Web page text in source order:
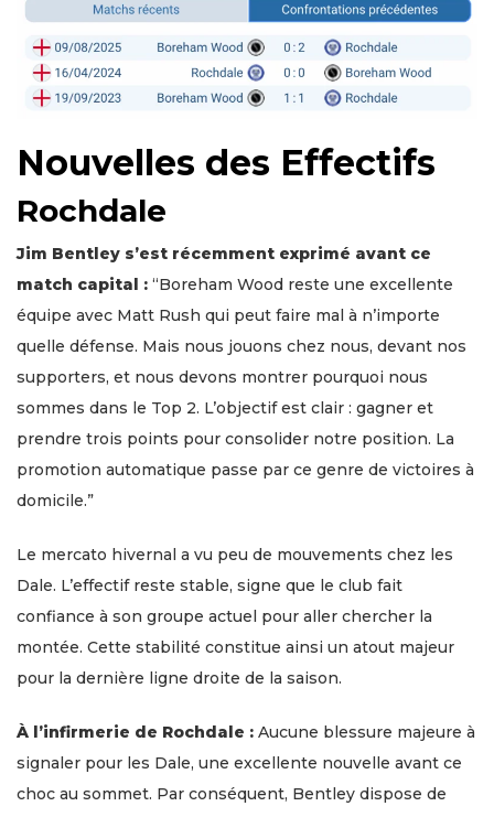
Nouvelles des Effectifs
Rochdale
Jim Bentley s’est récemment exprimé avant ce
match capital : “Boreham Wood reste une excellente
équipe avec Matt Rush qui peut faire mal à n’importe
quelle défense. Mais nous jouons chez nous, devant nos
supporters, et nous devons montrer pourquoi nous
sommes dans le Top 2. L’objectif est clair : gagner et
prendre trois points pour consolider notre position. La
promotion automatique passe par ce genre de victoires à
domicile.”
Le mercato hivernal a vu peu de mouvements chez les
Dale. L’effectif reste stable, signe que le club fait
confiance à son groupe actuel pour aller chercher la
montée. Cette stabilité constitue ainsi un atout majeur
pour la dernière ligne droite de la saison.
À l’infirmerie de Rochdale : Aucune blessure majeure à
signaler pour les Dale, une excellente nouvelle avant ce
choc au sommet. Par conséquent, Bentley dispose de